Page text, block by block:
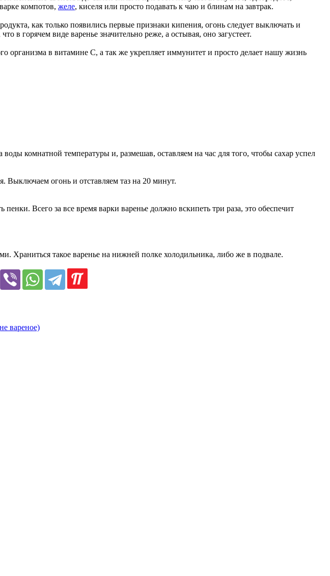
компотов, желе, киселя или просто подавать к чаю и блинам на завтрак.
как только появились первые признаки кипения, огонь следует выключать и
в горячем виде варенье значительно реже, а остывая, оно загустеет.
организма в витамине С, а так же укрепляет иммунитет и просто делает нашу жизнь
комнатной температуры и, размешав, оставляем на час для того, чтобы сахар успел
Выключаем огонь и отставляем таз на 20 минут.
Всего за все время варки варенье должно вскипеть три раза, это обеспечит
Храниться такое варенье на нижней полке холодильника, либо же в подвале.
вареное)